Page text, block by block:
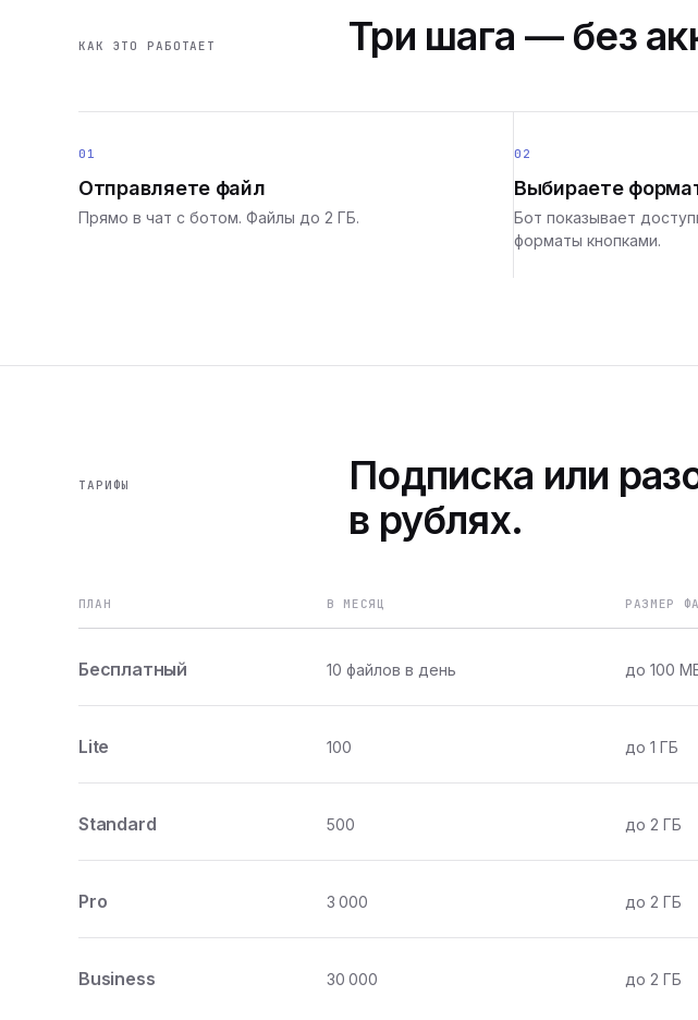
КАК ЭТО РАБОТАЕТ Три шага — без
01
Отправляете файл
Прямо в чат с ботом. Файлы до 2 ГБ.
02
Выбираете
Бот показывает
форматы кнопками.
ТАРИФЫ
Подписка или
в рублях.
ПЛАН В МЕСЯЦ РАЗМЕР
Бесплатный 10 файлов в день до 100
Lite 100 до 1 ГБ
Standard 500 до 2 ГБ
Pro 3 000 до 2 ГБ
Business 30 000 до 2 ГБ